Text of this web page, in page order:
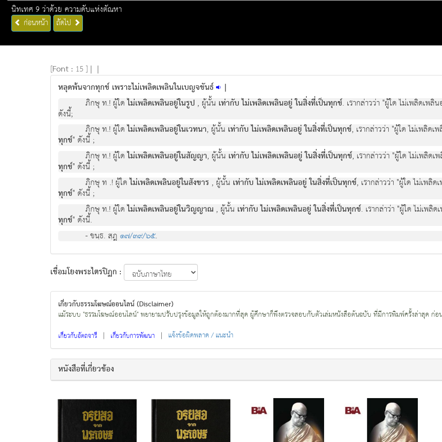
นิทเทศ 9 ว่าด้วย ความดับแห่งตัณหา
ก่อนหน้า ถัดไป
[Font : 15 ] | |
หลุดพ้นจากทุกข์ เพราะไม่เพลิดเพลินในเบญจขันธ์ |
ภิกษุ ท.! ผู้ใดไม่เพลิดเพลินอยู่ในรูป , ผู้นั้น เท่ากับ ไม่เพลิดเพลินอยู่ ในสิ่งที่เป็นทุกข์. เรากล่าวว่า "ผู้ใด ไม่เพลิดเพ
ดังนี้;
ภิกษุ ท.! ผู้ใดไม่เพลิดเพลินอยู่ในเวทนา, ผู้นั้น เท่ากับ ไม่เพลิดเพลินอยู่ ในสิ่งที่เป็นทุกข์, เรากล่าวว่า "ผู้ใด ไม่เพลิ
ทุกข์" ดังนี้ ;
ภิกษุ ท.! ผู้ใดไม่เพลิดเพลินอยู่ในสัญญา, ผู้นั้น เท่ากับ ไม่เพลิดเพลินอยู่ ในสิ่งที่เป็นทุกข์, เรากล่าวว่า "ผู้ใด ไม่เพลิ
ทุกข์" ดังนี้ ;
ภิกษุ ท .! ผู้ใดไม่เพลิดเพลินอยู่ในสังขาร , ผู้นั้น เท่ากับ ไม่เพลิดเพลินอยู่ ในสิ่งที่เป็นทุกข์, เรากล่าวว่า "ผู้ใด ไม่เพ
ทุกข์" ดังนี้ ;
ภิกษุ ท.! ผู้ใดไม่เพลิดเพลินอยู่ในวิญญาณ , ผู้นั้น เท่ากับ ไม่เพลิดเพลินอยู่ ในสิ่งที่เป็นทุกข์. เรากล่าว่า "ผู้ใด ไม่เพ
ทุกข์" ดังนี้.
- ขนฺธ. สฺ๑๗/๓๙/๖๕.
เชื่อมโยงพระไตรปิฏก :
เกี่ยวกับธรรมโฆษณ์ออนไลน์ (Disclaimer)
แม้ระบบ "ธรรมโฆษณ์ออนไลน์" พยายามปรับปรุงข้อมูลให้ถูกต้องมากที่สุด ผู้ศึกษาก็พึงตรวจสอบกับตัวเล่มหนังสือต้นฉบับ ที่มีการพิมพ์ครั้งล่าสุด ก่อน
เกี่ยวกับอัตถจารี | เกี่ยวกับการพัฒนา | แจ้งข้อผิดพลาด / แนะนำ
หนังสือที่เกี่ยวข้อง